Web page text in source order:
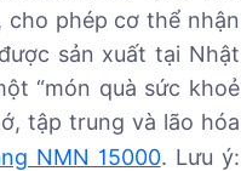
phép cơ thể nhận
sản xuất tại Nhật
“món quà sức khoẻ
tập trung và lão hóa
NMN 15000. Lưu ý: